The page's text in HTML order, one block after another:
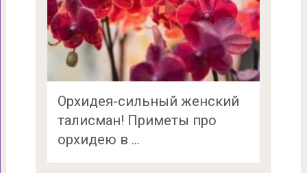
Орхидея-сильный женский
талисман! Приметы про
орхидею в …